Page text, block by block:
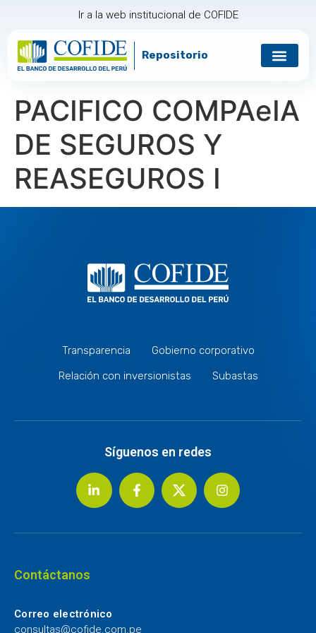
Ir a la web institucional de COFIDE
Repositorio
PACIFICO COMPAеIA
DE SEGUROS Y
REASEGUROS I
Transparencia
Gobierno corporativo
Relación con inversionistas
Subastas
Síguenos en redes
Contáctanos
Correo electrónico
consultas@cofide.com.pe